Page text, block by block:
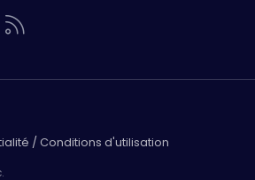
/ Conditions d'utilisation